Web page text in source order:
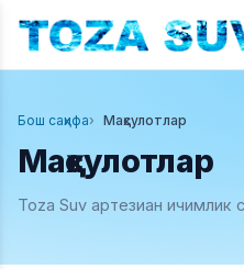
Бош саҳифа Маҳсулотлар
Маҳсулотлар
Toza Suv артезиан ичимлик